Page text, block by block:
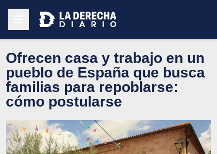
Ofrecen casa y trabajo en un
pueblo de España que busca
familias para repoblarse:
cómo postularse